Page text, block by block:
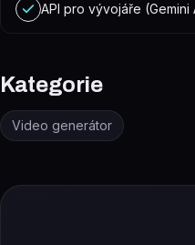
API pro vývojáře (Gemini
Kategorie
Video generátor